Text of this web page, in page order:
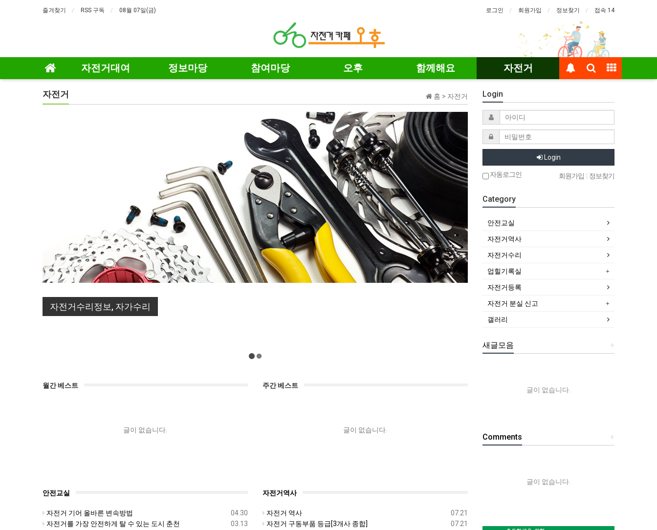
즐겨찾기 RSS 구독 08월 07일(금) 로그인 회원가입 정보찾기 접속 14
자전거대여 정보마당 참여마당 오후 함께해요 자전거
홈 > 자전거
자전거
자전거수리정보, 자가수리
월간 베스트
글이 없습니다.
주간 베스트
글이 없습니다.
안전교실
04.30
자전거 기어 올바른 변속방법
03.13
자전거를 가장 안전하게 탈 수 있는 도시 춘천
자전거역사
07.21
자전거 역사
07.21
자전거 구동부품 등급[3개사 종합]
Login
Login
자동로그인 회원가입 정보찾기
Category
안전교실
자전거역사
자전거수리
업힐기록실
자전거등록
자전거 분실 신고
갤러리
+
새글모음
글이 없습니다.
+
Comments
글이 없습니다.